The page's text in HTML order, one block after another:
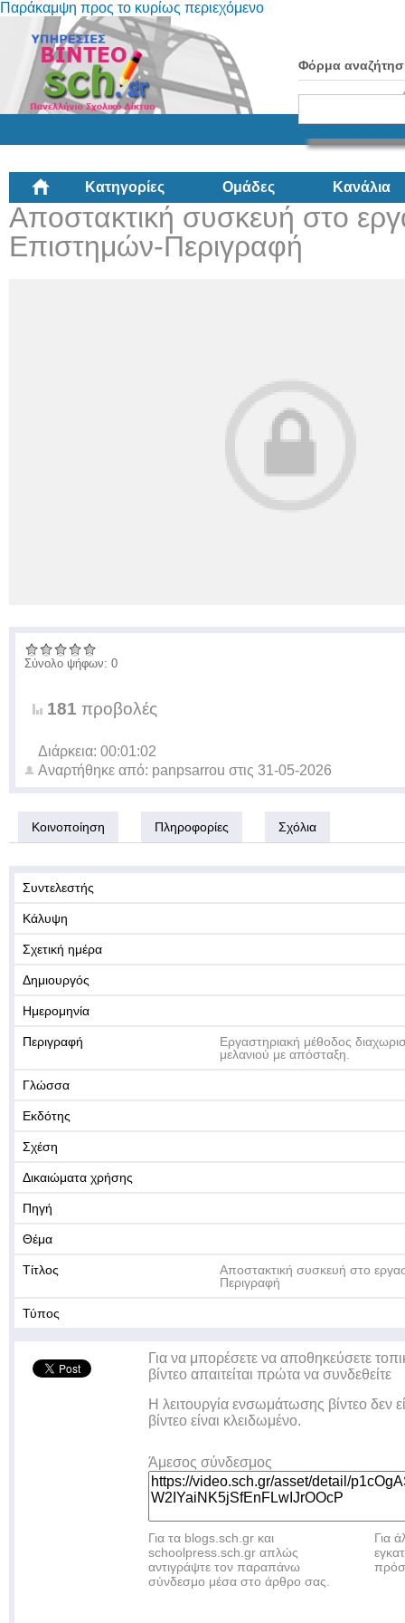
Παράκαμψη προς το κυρίως περιεχόμενο
Φόρμα
Κατηγορίες Ομάδες Κανάλια
Αποστακτική συσκευή στο
Επιστημών-Περιγραφή
Σύνολο ψήφων: 0
181 προβολές
Διάρκεια: 00:01:02
Αναρτήθηκε από: panpsarrou στις 31-05-2026
Κοινοποίηση Πληροφορίες Σχόλια
Συντελεστής
Κάλυψη
Σχετική ημέρα
Δημιουργός
Ημερομηνία
Περιγραφή
Εργαστηριακή μέθοδος
μελανιού με απόσταξη.
Γλώσσα
Εκδότης
Σχέση
Δικαιώματα χρήσης
Πηγή
Θέμα
Τίτλος
Αποστακτική συσκευή στο
Περιγραφή
Τύπος
Για να μπορέσετε να αποθηκεύσετε
βίντεο απαιτείται πρώτα να συνδεθείτε
Η λειτουργία ενσωμάτωσης βίντεο δεν
βίντεο είναι κλειδωμένο.
Άμεσος σύνδεσμος
Για τα blogs.sch.gr και
schoolpress.sch.gr απλώς
αντιγράψτε τον παραπάνω
σύνδεσμο μέσα στο άρθρο σας.
Για